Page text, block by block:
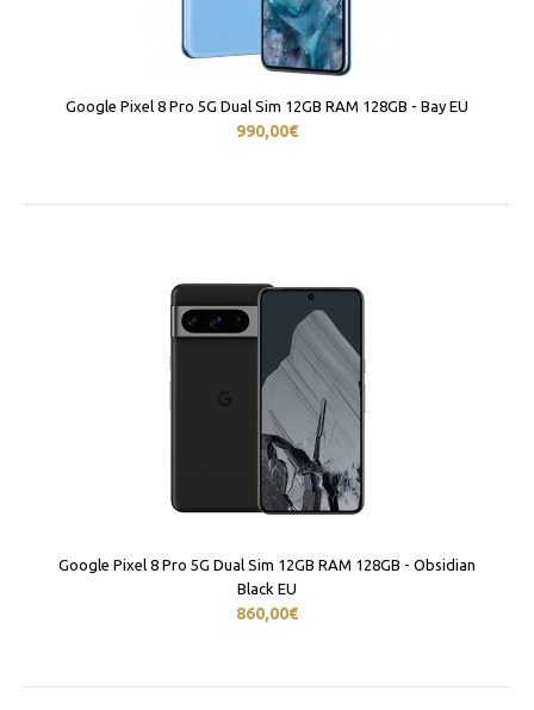
Google Pixel 8 Pro 5G Dual Sim 12GB RAM 128GB - Bay EU
990,00€
Google Pixel 8 Pro 5G Dual Sim 12GB RAM 128GB - Obsidian
Black EU
860,00€